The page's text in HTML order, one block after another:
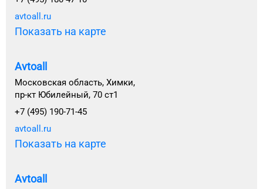
avtoall.ru
Показать на карте
Avtoall
Московская область, Химки,
пр-кт Юбилейный, 70 ст1
+7 (495) 190-71-45
avtoall.ru
Показать на карте
Avtoall